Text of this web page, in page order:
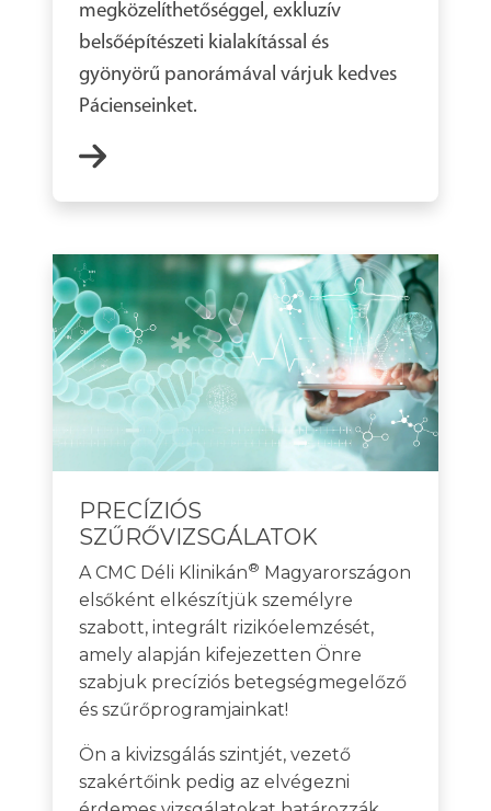
megközelíthetőséggel, exkluzív
belsőépítészeti kialakítással és
gyönyörű panorámával várjuk kedves
Pácienseinket.
PRECÍZIÓS
SZŰRŐVIZSGÁLATOK
A CMC Déli Klinikán® Magyarországon
elsőként elkészítjük személyre
szabott, integrált rizikóelemzését,
amely alapján kifejezetten Önre
szabjuk precíziós betegségmegelőző
és szűrőprogramjainkat!
Ön a kivizsgálás szintjét, vezető
szakértőink pedig az elvégezni